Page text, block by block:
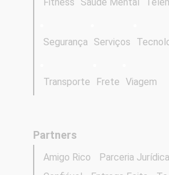
Segurança Serviços
Transporte Frete Viagem
Partners
Amigo Rico Parceria Jurídica